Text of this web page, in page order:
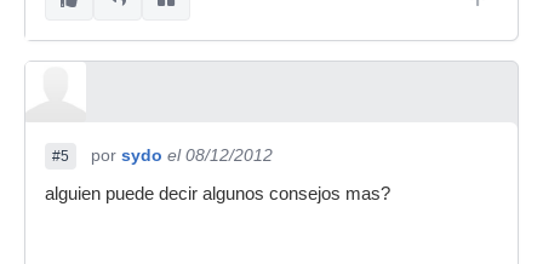
#5 por sydo el 08/12/2012
alguien puede decir algunos consejos mas?